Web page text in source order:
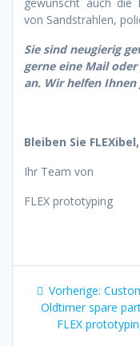
von Sandstrahlen,
Sie sind neugierig
gerne eine Mail
an. Wir helfen
Bleiben Sie FLEXibel,
Ihr Team von
FLEX prototyping
Vorherige:
Oldtimer spare
FLEX